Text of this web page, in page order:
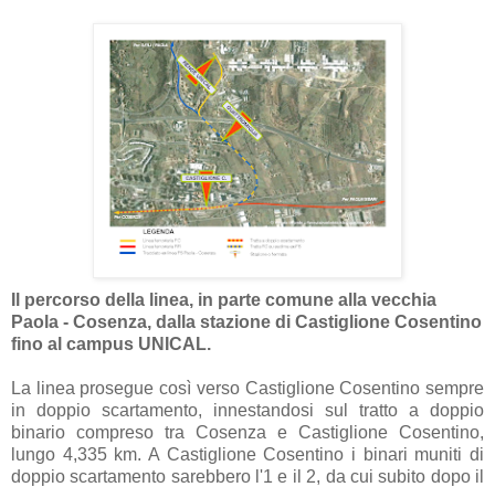
Il percorso della linea, in parte comune alla vecchia
Paola - Cosenza, dalla stazione di Castiglione Cosentino
fino al campus UNICAL.
La linea prosegue così verso Castiglione Cosentino sempre
in doppio scartamento, innestandosi sul tratto a doppio
binario compreso tra Cosenza e Castiglione Cosentino,
lungo 4,335 km. A Castiglione Cosentino i binari muniti di
doppio scartamento sarebbero l'1 e il 2, da cui subito dopo il